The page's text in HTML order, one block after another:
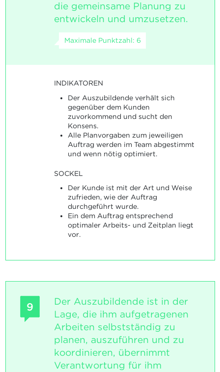
die gemeinsame Planung zu
entwickeln und umzusetzen.
Maximale Punktzahl: 6
INDIKATOREN
Der Auszubildende verhält sich
gegenüber dem Kunden
zuvorkommend und sucht den
Konsens.
Alle Planvorgaben zum jeweiligen
Auftrag werden im Team abgestimmt
und wenn nötig optimiert.
SOCKEL
Der Kunde ist mit der Art und Weise
zufrieden, wie der Auftrag
durchgeführt wurde.
Ein dem Auftrag entsprechend
optimaler Arbeits- und Zeitplan liegt
vor.
9
Der Auszubildende ist in der
Lage, die ihm aufgetragenen
Arbeiten selbstständig zu
planen, auszuführen und zu
koordinieren, übernimmt
Verantwortung für ihm